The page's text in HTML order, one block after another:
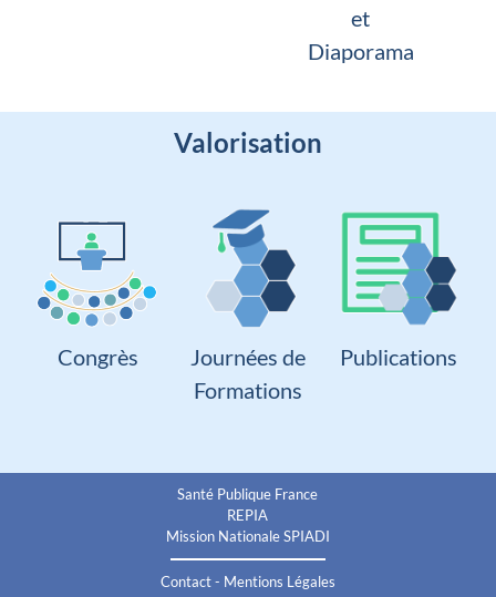
et
Diaporama
Valorisation
Congrès
Journées de
Formations
Publications
Santé Publique France
REPIA
Mission Nationale SPIADI
Contact- Mentions Légales